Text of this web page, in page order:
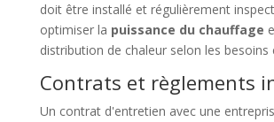
doit être installé et régulièrement
optimiser la puissance du chauffage
distribution de chaleur selon les besoins
Contrats et règlements
Un contrat d'entretien avec une